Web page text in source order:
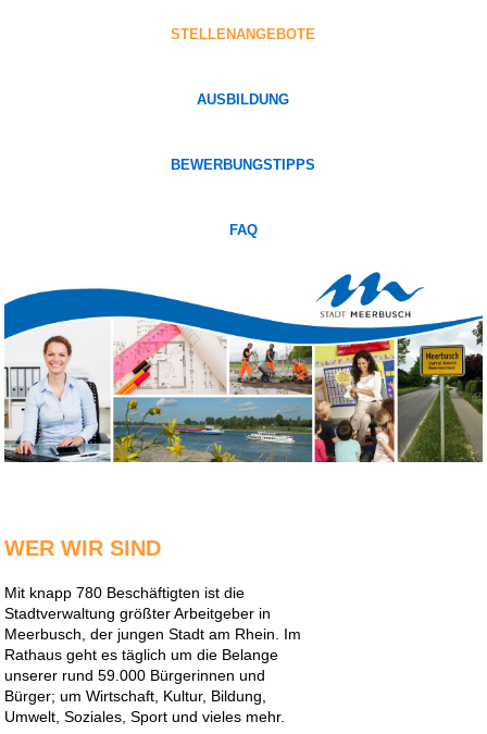
STELLENANGEBOTE
AUSBILDUNG
BEWERBUNGSTIPPS
FAQ
WER WIR SIND
Mit knapp 780 Beschäftigten ist die
Stadtverwaltung größter Arbeitgeber in
Meerbusch, der jungen Stadt am Rhein. Im
Rathaus geht es täglich um die Belange
unserer rund 59.000 Bürgerinnen und
Bürger; um Wirtschaft, Kultur, Bildung,
Umwelt, Soziales, Sport und vieles mehr.